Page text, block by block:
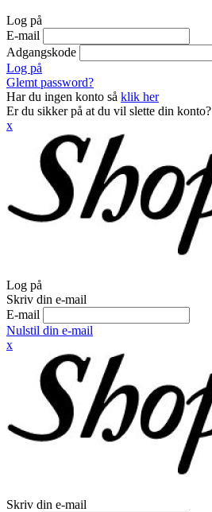
Log på
E-mail
Adgangskode
Log på
Glemt password?
Har du ingen konto så klik her
Er du sikker på at du vil slette din konto?
x
Log på
Skriv din e-mail
E-mail
Nulstil din e-mail
x
Skriv din e-mail